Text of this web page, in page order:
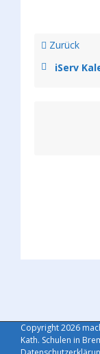
Zurück
iServ
Copyright2026
Kath. Schulen in